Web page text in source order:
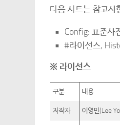
다음 시트는 참고사
Config: 표준사
#라이선스,
※ 라이선스
구분 내용
저작자 이영민(Lee